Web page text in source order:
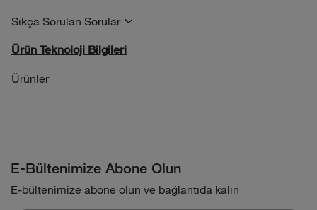
Sıkça Sorulan Sorular
Ürün Teknoloji Bilgileri
Ürünler
E-Bültenimize Abone Olun
E-bültenimize abone olun ve bağlantıda kalın